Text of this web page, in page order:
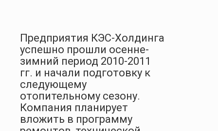
Предприятия КЭС-Холдинга
успешно прошли осенне-
зимний период 2010-2011
гг. и начали подготовку к
следующему
отопительному сезону.
Компания планирует
вложить в программу